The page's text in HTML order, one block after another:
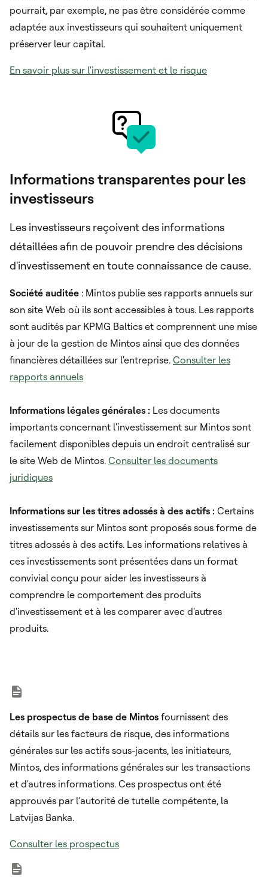
pourrait, par exemple, ne pas être considérée comme
adaptée aux investisseurs qui souhaitent uniquement
préserver leur capital.
En savoir plus sur l'investissement et le risque
Informations transparentes pour les
investisseurs
Les investisseurs reçoivent des informations
détaillées afin de pouvoir prendre des décisions
d'investissement en toute connaissance de cause.
Société auditée : Mintos publie ses rapports annuels sur
son site Web où ils sont accessibles à tous. Les rapports
sont audités par KPMG Baltics et comprennent une mise
à jour de la gestion de Mintos ainsi que des données
financières détaillées sur l'entreprise. Consulter les
rapports annuels
Informations légales générales : Les documents
importants concernant l'investissement sur Mintos sont
facilement disponibles depuis un endroit centralisé sur
le site Web de Mintos. Consulter les documents
juridiques
Informations sur les titres adossés à des actifs : Certains
investissements sur Mintos sont proposés sous forme de
titres adossés à des actifs. Les informations relatives à
ces investissements sont présentées dans un format
convivial conçu pour aider les investisseurs à
comprendre le comportement des produits
d'investissement et à les comparer avec d'autres
produits.
Les prospectus de base de Mintos fournissent des
détails sur les facteurs de risque, des informations
générales sur les actifs sous-jacents, les initiateurs,
Mintos, des informations générales sur les transactions
et d'autres informations. Ces prospectus ont été
approuvés par l’autorité de tutelle compétente, la
Latvijas Banka.
Consulter les prospectus